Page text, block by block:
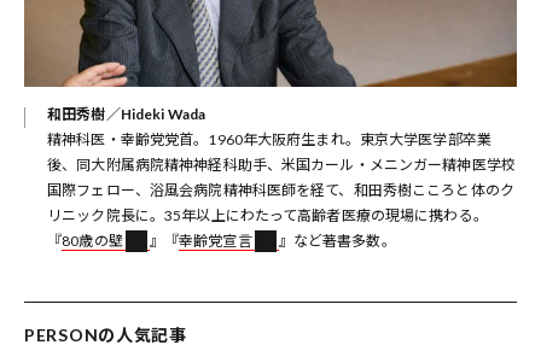
和田秀樹／Hideki Wada
精神科医・幸齢党党首。1960年大阪府生まれ。東京大学医学部卒業
後、同大附属病院精神神経科助手、米国カール・メニンガー精神医学校
国際フェロー、浴風会病院精神科医師を経て、和田秀樹こころと体のク
リニック院長に。35年以上にわたって高齢者医療の現場に携わる。
『80歳の壁 』『幸齢党宣言 』など著書多数。
PERSONの人気記事